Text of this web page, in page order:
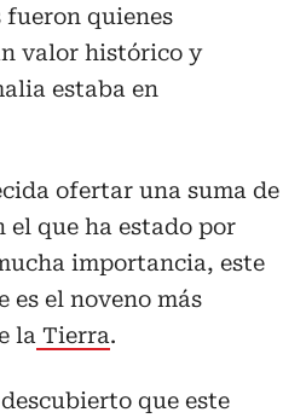
fueron quienes
valor histórico y
estaba en
ofertar una suma de
el que ha estado por
importancia, este
es el noveno más
la Tierra.
que este